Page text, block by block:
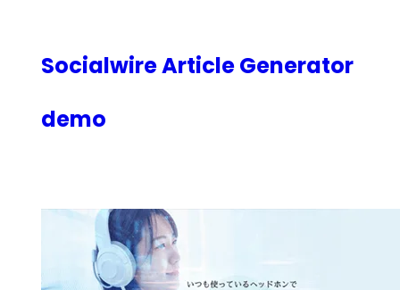
Socialwire Article Generator
demo